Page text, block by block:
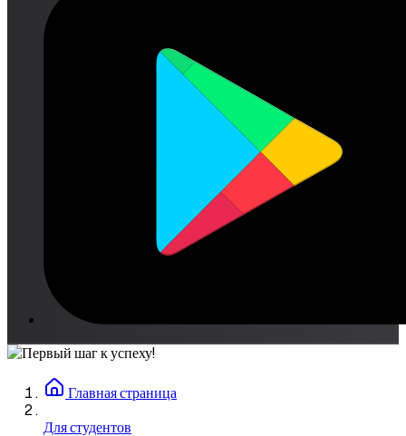
Главная страница
Для студентов